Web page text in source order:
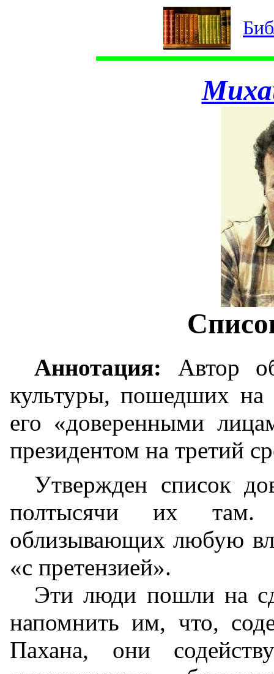
Аннотация: Автор
культуры, пошедших
его «доверенными
президентом на третий
Утвержден список
полтысячи их там.
облизывающих любую
«с претензией».
Эти люди пошли на
напомнить им, что,
Пахана, они